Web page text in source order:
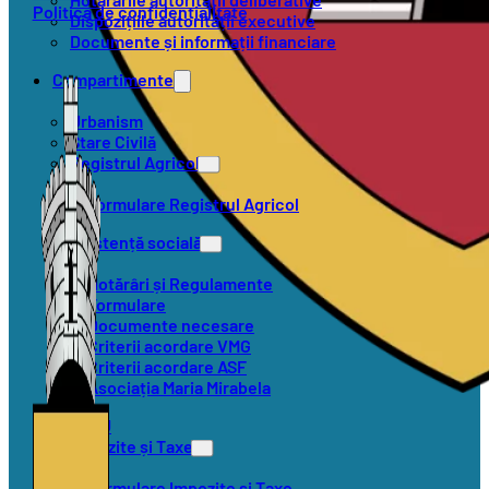
Dispozițiile autorității executive
Documente și informații financiare
Compartimente
Urbanism
Stare Civilă
Registrul Agricol
Formulare Registrul Agricol
Asistență socială
Hotărâri și Regulamente
Formulare
Documente necesare
Criterii acordare VMG
Criterii acordare ASF
Asociația Maria Mirabela
SVSU
Impozite și Taxe
Politica de confidențialitate